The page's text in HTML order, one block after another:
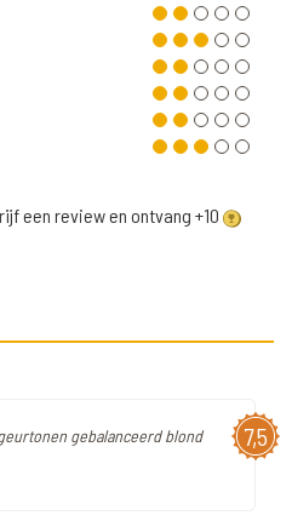
een review en ontvang +10
7,5
gebalanceerd blond